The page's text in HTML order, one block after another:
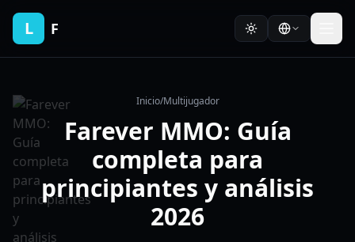
L F
Inicio/Multijugador
Farever MMO: Guía
completa para
principiantes y análisis
2026